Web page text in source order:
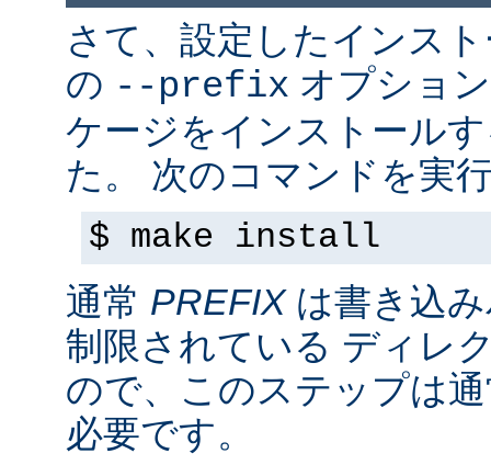
さて、設定したインス
の --prefix オプショ
ケージをインストール
た。 次のコマンドを実
$ make install
通常 PREFIXは書き込
制限されている ディレ
ので、このステップは
必要です。